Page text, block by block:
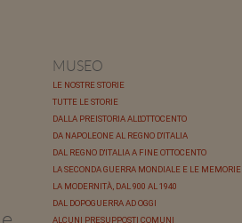
MUSEO
LE NOSTRE STORIE
TUTTE LE STORIE
DALLA PREISTORIA ALL'OTTOCENTO
DA NAPOLEONE AL REGNO D'ITALIA
DAL REGNO D'ITALIA A FINE OTTOCENTO
LA SECONDA GUERRA MONDIALE E LE MEMORIE
LA MODERNITÀ, DAL 900 AL 1940
DAL DOPOGUERRA AD OGGI
ALCUNI PRESUPPOSTI COMUNI